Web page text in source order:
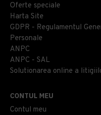
Oferte speciale
Harta Site
GDPR - Regulamentul
Personale
ANPC
ANPC - SAL
Solutionarea online a
CONTUL MEU
Contul meu